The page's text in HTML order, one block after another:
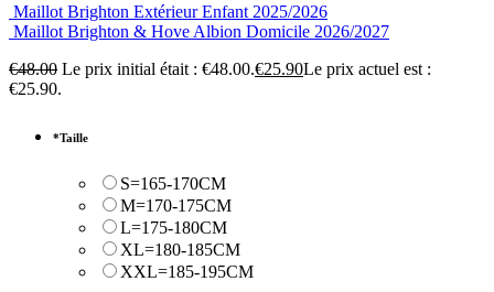
Maillot Brighton Extérieur Enfant 2025/2026
Maillot Brighton & Hove Albion Domicile 2026/2027
€48.00 Le prix initial était : €48.00.€25.90Le prix actuel est :
€25.90.
*Taille
S=165-170CM
M=170-175CM
L=175-180CM
XL=180-185CM
XXL=185-195CM